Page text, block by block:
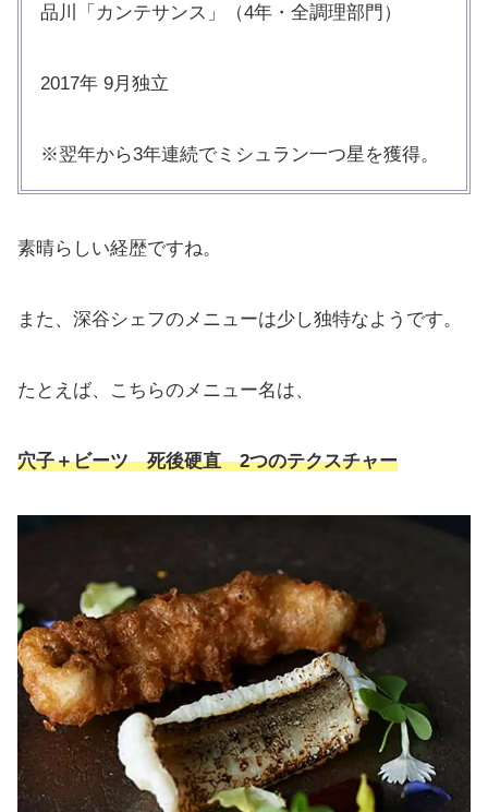
品川「カンテサンス」（4年・全調理部門）
2017年 9月独立
※翌年から3年連続でミシュラン一つ星を獲得。
素晴らしい経歴ですね。
また、深谷シェフのメニューは少し独特なようです。
たとえば、こちらのメニュー名は、
穴子＋ビーツ 死後硬直 2つのテクスチャー